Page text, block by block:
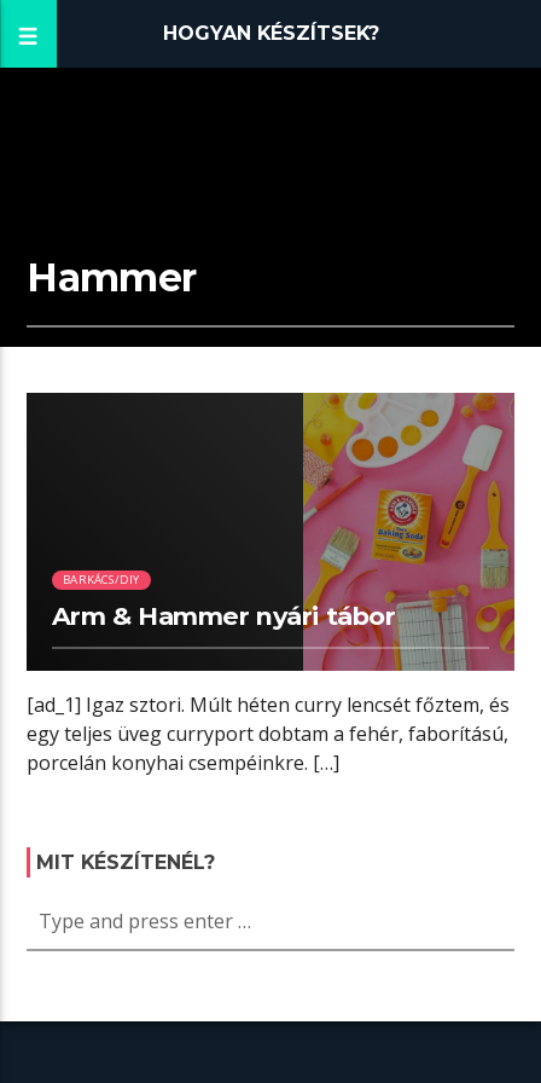
HOGYAN KÉSZÍTSEK?
Hammer
BARKÁCS/DIY
Arm & Hammer nyári tábor
[ad_1] Igaz sztori. Múlt héten curry lencsét főztem, és
egy teljes üveg curryport dobtam a fehér, faborítású,
porcelán konyhai csempéinkre. […]
MIT KÉSZÍTENÉL?